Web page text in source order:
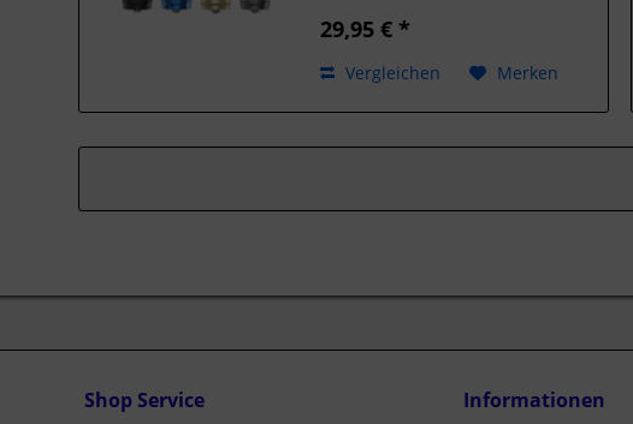
vebunden mit fertigen
einen sehr guten...
29,95 € *
Vergleichen Merken
Shop Service Informationen